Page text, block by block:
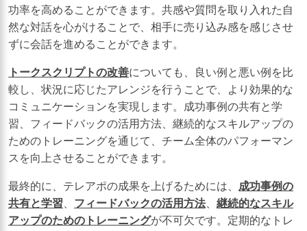
功率を高めることができます。共感や質問を取り入れた自
然な対話を心がけることで、相手に売り込み感を感じさせ
ずに会話を進めることができます。
トークスクリプトの改善についても、良い例と悪い例を比
較し、状況に応じたアレンジを行うことで、より効果的な
コミュニケーションを実現します。成功事例の共有と学
習、フィードバックの活用方法、継続的なスキルアップの
ためのトレーニングを通じて、チーム全体のパフォーマン
スを向上させることができます。
最終的に、テレアポの成果を上げるためには、 成功事例の
共有と学習
フィードバックの活用方法、 継続的なスキル
アップのためのトレーニングが不可欠です。定期的なトレ